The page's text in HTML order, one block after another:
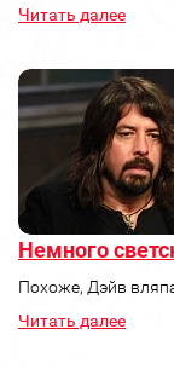
Читать далее
Немного
Похоже, Дэйв
Читать далее